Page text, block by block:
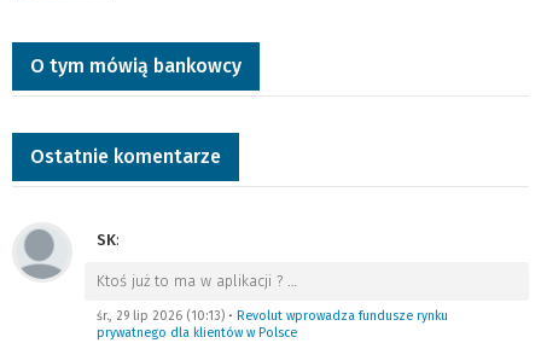
O tym mówią bankowcy
Ostatnie komentarze
SK:
Ktoś już to ma w aplikacji ? …
śr., 29 lip 2026 (10:13) • Revolut wprowadza fundusze rynku
prywatnego dla klientów w Polsce